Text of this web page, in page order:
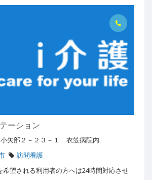
ーション
矢部２－２３－１ 衣笠病院内
訪問看護
希望される利用者の方へは24時間対応させ